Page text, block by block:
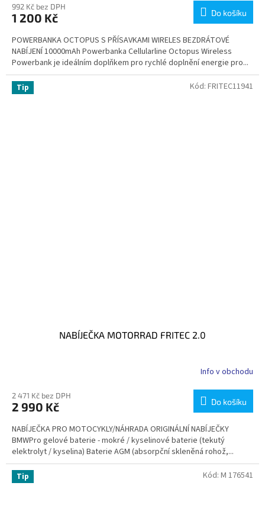
992 Kč bez DPH
1 200 Kč Do košíku
POWERBANKA OCTOPUS S PŘÍSAVKAMI WIRELES BEZDRÁTOVÉ
NABÍJENÍ 10000mAh Powerbanka Cellularline Octopus Wireless
Powerbank je ideálním doplňkem pro rychlé doplnění energie pro...
Tip
NABÍJEČKA MOTORRAD FRITEC 2.0
Info v obchodu
2 471 Kč bez DPH
2 990 Kč Do košíku
NABÍJEČKA PRO MOTOCYKLY/NÁHRADA ORIGINÁLNÍ NABÍJEČKY
BMWPro gelové baterie - mokré / kyselinové baterie (tekutý
elektrolyt / kyselina) Baterie AGM (absorpční skleněná rohož,...
Kód: FRITEC11941
Tip Kód: M 176541